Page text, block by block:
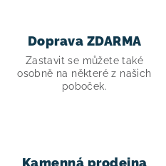
Doprava ZDARMA
Zastavit se můžete také
osobně na některé z našich
poboček.
Kamenná prodejna